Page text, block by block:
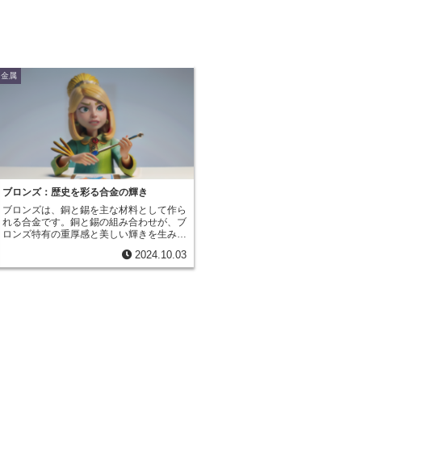
金属
ブロンズ：歴史を彩る合金の輝き
ブロンズは、銅と錫を主な材料として作ら
れる合金です。銅と錫の組み合わせが、ブ
ロンズ特有の重厚感と美しい輝きを生み出
の色合いにあります。銅の赤みを帯びた色
と、錫の銀白色が混ざり合うことで、温か
2024.10.03